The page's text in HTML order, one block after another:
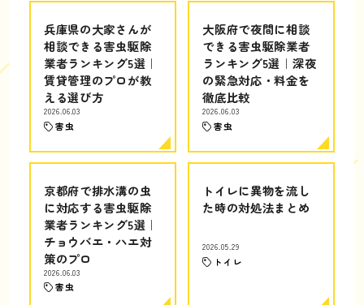
兵庫県の大家さんが
相談できる害虫駆除
業者ランキング5選｜
賃貸管理のプロが教
える選び方
2026.06.03
害虫
大阪府で夜間に相談
できる害虫駆除業者
ランキング5選｜深夜
の緊急対応・料金を
徹底比較
2026.06.03
害虫
京都府で排水溝の虫
に対応する害虫駆除
業者ランキング5選｜
チョウバエ・ハエ対
策のプロ
2026.06.03
害虫
トイレに異物を流し
た時の対処法まとめ
2026.05.29
トイレ